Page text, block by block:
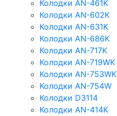
Колодки AN-461K
Колодки AN-602K
Колодки AN-631K
Колодки AN-686K
Колодки AN-717K
Колодки AN-719WK
Колодки AN-753WK
Колодки AN-754W
Колодки D3114
Колодки AN-414K